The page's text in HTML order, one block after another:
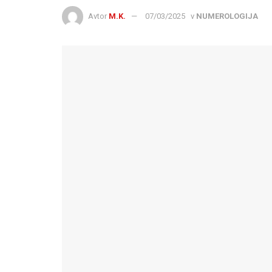
Avtor M.K. 07/03/2025 v NUMEROLOGIJA